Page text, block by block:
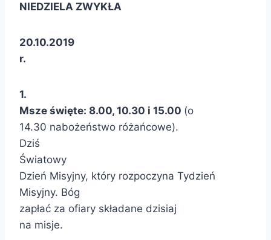
NIEDZIELA ZWYKŁA
20.10.2019
r.
1.
Msze święte: 8.00, 10.30 i 15.00 (o
14.30 nabożeństwo różańcowe).
Dziś
Światowy
Dzień Misyjny, który rozpoczyna Tydzień
Misyjny. Bóg
zapłać za ofiary składane dzisiaj
na misje.